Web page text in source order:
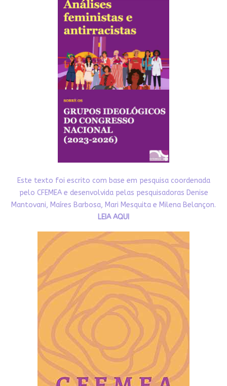
Este texto foi escrito com base em pesquisa coordenada
pelo CFEMEA e desenvolvida pelas pesquisadoras Denise
Mantovani, Maíres Barbosa, Mari Mesquita e Milena Belançon.
LEIA AQUI